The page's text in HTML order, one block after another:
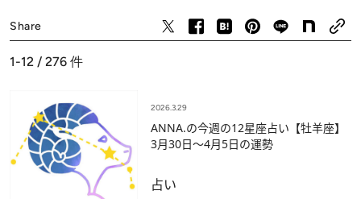
2025年に初書籍を2冊同時発売。猫好きの猫アレルギー。
趣味は読書。
X：@anna0_x
Share
1-12 / 276 件
2026.3.29
ANNA.の今週の12星座占い【牡羊座】
3月30日～4月5日の運勢
占い